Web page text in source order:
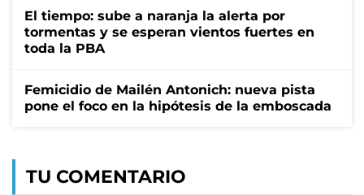
El tiempo: sube a naranja la alerta por
tormentas y se esperan vientos fuertes en
toda la PBA
Femicidio de Mailén Antonich: nueva pista
pone el foco en la hipótesis de la emboscada
TU COMENTARIO